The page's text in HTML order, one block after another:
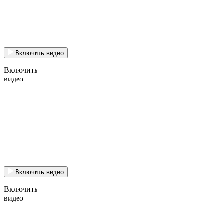
Включить видео
Включить
видео
Включить видео
Включить
видео